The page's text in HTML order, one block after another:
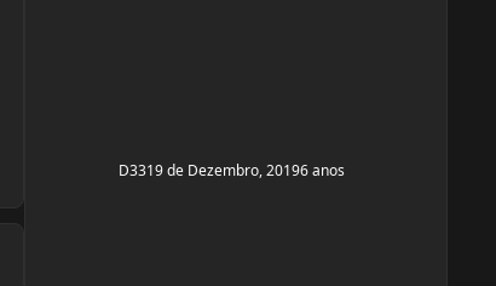
D3319 de Dezembro, 20196 anos